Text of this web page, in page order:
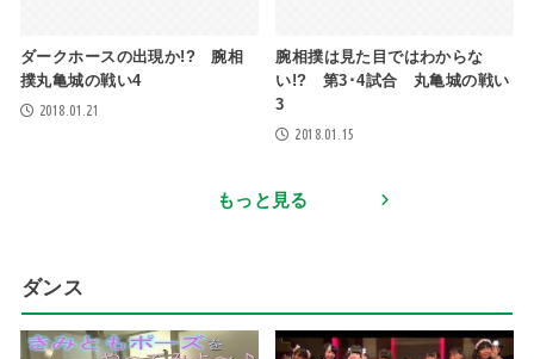
ダークホースの出現か!? 腕相
撲丸亀城の戦い4
2018.01.21
腕相撲は見た目ではわからな
い!? 第3･4試合 丸亀城の戦い
3
2018.01.15
もっと見る
ダンス